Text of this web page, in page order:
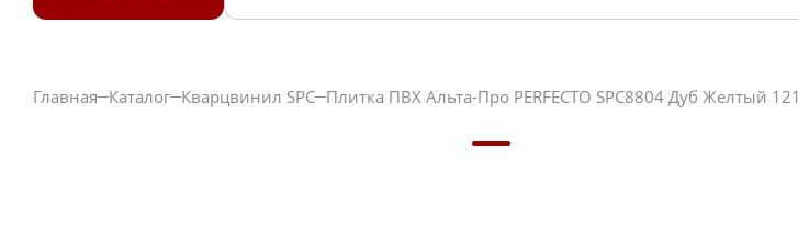
Главная Каталог Кварцвинил SPC Плитка ПВХ Альта-Про PERFECTO SPC8804 Дуб Желтый